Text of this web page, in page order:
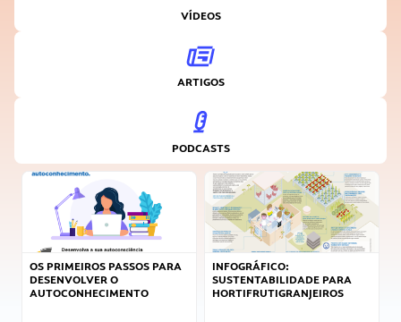
VÍDEOS
ARTIGOS
PODCASTS
OS PRIMEIROS PASSOS PARA
DESENVOLVER O
AUTOCONHECIMENTO
INFOGRÁFICO:
SUSTENTABILIDADE PARA
HORTIFRUTIGRANJEIROS